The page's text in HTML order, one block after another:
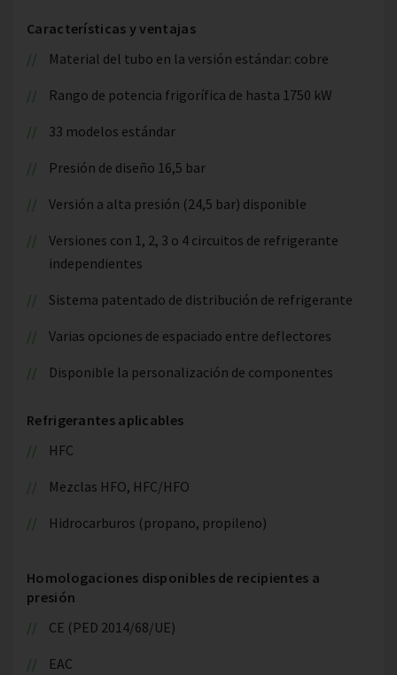
Características y ventajas
Material del tubo en la versión estándar: cobre
Rango de potencia frigorífica de hasta 1750 kW
33 modelos estándar
Presión de diseño 16,5 bar
Versión a alta presión (24,5 bar) disponible
Versiones con 1, 2, 3 o 4 circuitos de refrigerante
independientes
Sistema patentado de distribución de refrigerante
Varias opciones de espaciado entre deflectores
Disponible la personalización de componentes
Refrigerantes aplicables
HFC
Mezclas HFO, HFC/HFO
Hidrocarburos (propano, propileno)
Homologaciones disponibles de recipientes a
presión
CE (PED 2014/68/UE)
EAC